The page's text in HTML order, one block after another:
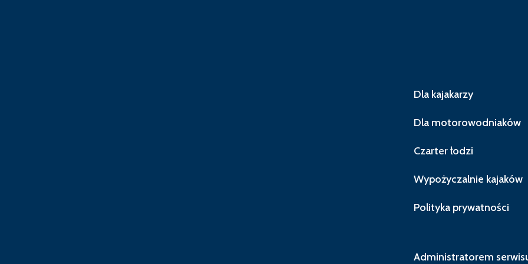
Dla kajakarzy
Dla motorowodniaków
Czarter łodzi
Wypożyczalnie kajaków
Polityka prywatności
Administratorem